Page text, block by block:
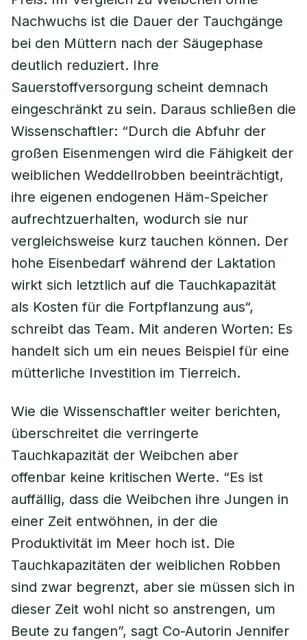
Nachwuchs ist die Dauer der Tauchgänge
bei den Müttern nach der Säugephase
deutlich reduziert. Ihre
Sauerstoffversorgung scheint demnach
eingeschränkt zu sein. Daraus schließen die
Wissenschaftler: “Durch die Abfuhr der
großen Eisenmengen wird die Fähigkeit der
weiblichen Weddellrobben beeinträchtigt,
ihre eigenen endogenen Häm-Speicher
aufrechtzuerhalten, wodurch sie nur
vergleichsweise kurz tauchen können. Der
hohe Eisenbedarf während der Laktation
wirkt sich letztlich auf die Tauchkapazität
als Kosten für die Fortpflanzung aus“,
schreibt das Team. Mit anderen Worten: Es
handelt sich um ein neues Beispiel für eine
mütterliche Investition im Tierreich.
Wie die Wissenschaftler weiter berichten,
überschreitet die verringerte
Tauchkapazität der Weibchen aber
offenbar keine kritischen Werte. “Es ist
auffällig, dass die Weibchen ihre Jungen in
einer Zeit entwöhnen, in der die
Produktivität im Meer hoch ist. Die
Tauchkapazitäten der weiblichen Robben
sind zwar begrenzt, aber sie müssen sich in
dieser Zeit wohl nicht so anstrengen, um
Beute zu fangen”, sagt Co-Autorin Jennifer